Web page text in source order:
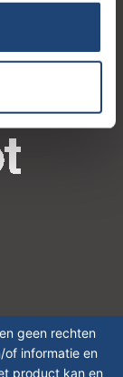
geen rechten
of informatie en
product kan en